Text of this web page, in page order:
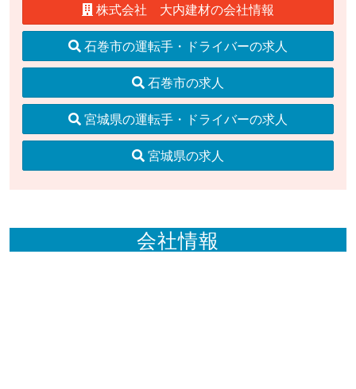
株式会社 大内建材の会社情報
石巻市の運転手・ドライバーの求人
石巻市の求人
宮城県の運転手・ドライバーの求人
宮城県の求人
会社情報